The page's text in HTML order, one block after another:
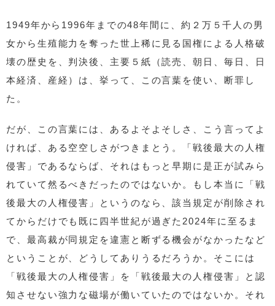
1949年から1996年までの48年間に、約２万５千人の男
女から生殖能力を奪った世上稀に見る国権による人格破
壊の歴史を、判決後、主要５紙（読売、朝日、毎日、日
本経済、産経）は、挙って、この言葉を使い、断罪し
た。
だが、この言葉には、あるよそよそしさ、こう言ってよ
ければ、ある空空しさがつきまとう。「戦後最大の人権
侵害」であるならば、それはもっと早期に是正が試みら
れていて然るべきだったのではないか。もし本当に「戦
後最大の人権侵害」というのなら、該当規定が削除され
てからだけでも既に四半世紀が過ぎた2024年に至るま
で、最高裁が同規定を違憲と断ずる機会がなかったなど
ということが、どうしてありうるだろうか。そこには
「戦後最大の人権侵害」を「戦後最大の人権侵害」と認
知させない強力な磁場が働いていたのではないか。それ